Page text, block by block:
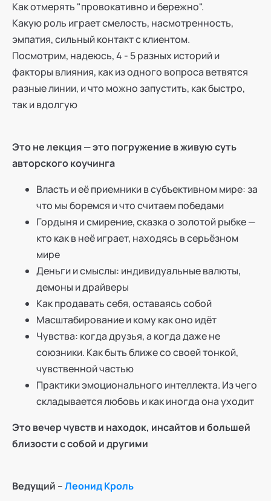
Как отмерять "провокативно и бережно".
Какую роль играет смелость, насмотренность,
эмпатия, сильный контакт с клиентом.
Посмотрим, надеюсь, 4 - 5 разных историй и
факторы влияния, как из одного вопроса ветвятся
разные линии, и что можно запустить, как быстро,
так и вдолгую
Это не лекция — это погружение в живую суть
авторского коучинга
Власть и её приемники в субъективном мире: за
что мы боремся и что считаем победами
Гордыня и смирение, сказка о золотой рыбке —
кто как в неё играет, находясь в серьёзном
мире
Деньги и смыслы: индивидуальные валюты,
демоны и драйверы
Как продавать себя, оставаясь собой
Масштабирование и кому как оно идёт
Чувства: когда друзья, а когда даже не
союзники. Как быть ближе со своей тонкой,
чувственной частью
Практики эмоционального интеллекта. Из чего
складывается любовь и как иногда она уходит
Это вечер чувств и находок, инсайтов и большей
близости с собой и другими
Ведущий –Леонид Кроль